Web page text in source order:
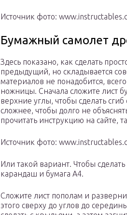
Источник фото:
Бумажный самолет
Здесь показано, как сделать
предыдущий, но складывается
материалов не понадобится,
ножницы. Сначала сложите лист
верхние углы, чтобы сделать
сложнее, чтобы долго не
прочитать инструкцию на сайте,
Источник фото:
Или такой вариант. Чтобы
карандаш и бумага А4.
Сложите лист пополам и
этого сверху до углов до